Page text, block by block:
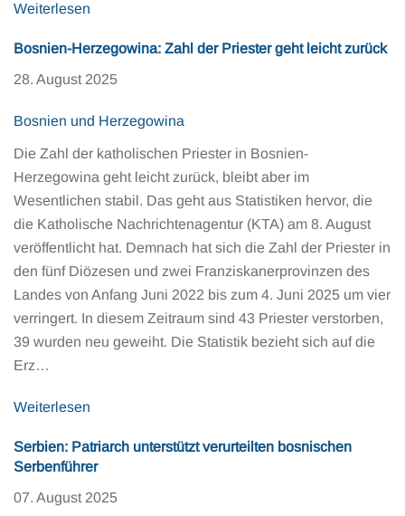
Weiterlesen
Bosnien-Herzegowina: Zahl der Priester geht leicht zurück
28. August 2025
Bosnien und Herzegowina
Die Zahl der katholischen Priester in Bosnien-
Herzegowina geht leicht zurück, bleibt aber im
Wesentlichen stabil. Das geht aus Statistiken hervor, die
die Katholische Nachrichtenagentur (KTA) am 8. August
veröffentlicht hat. Demnach hat sich die Zahl der Priester in
den fünf Diözesen und zwei Franziskanerprovinzen des
Landes von Anfang Juni 2022 bis zum 4. Juni 2025 um vier
verringert. In diesem Zeitraum sind 43 Priester verstorben,
39 wurden neu geweiht. Die Statistik bezieht sich auf die
Erz…
Weiterlesen
Serbien: Patriarch unterstützt verurteilten bosnischen
Serbenführer
07. August 2025